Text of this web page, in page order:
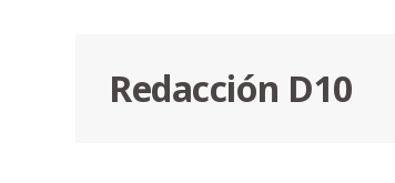
Redacción D10